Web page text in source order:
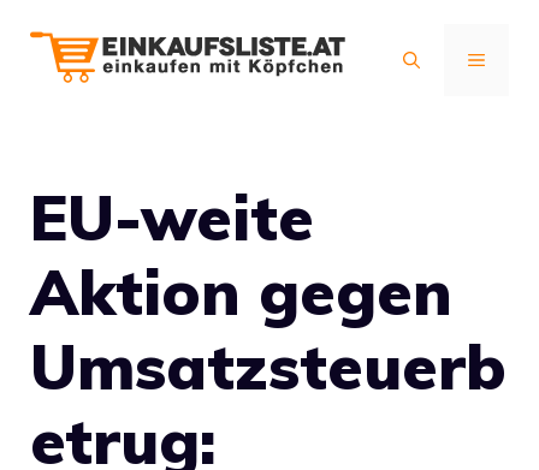
Inhalt
MENÜ
EU-weite
Aktion gegen
Umsatzsteuerb
etrug: